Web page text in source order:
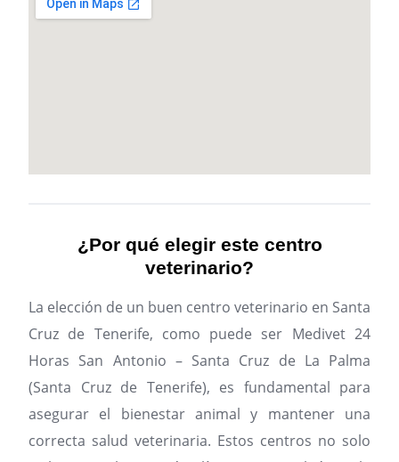
¿Por qué elegir este centro
veterinario?
La elección de un buen centro veterinario en Santa
Cruz de Tenerife, como puede ser Medivet 24
Horas San Antonio – Santa Cruz de La Palma
(Santa Cruz de Tenerife), es fundamental para
asegurar el bienestar animal y mantener una
correcta salud veterinaria. Estos centros no solo